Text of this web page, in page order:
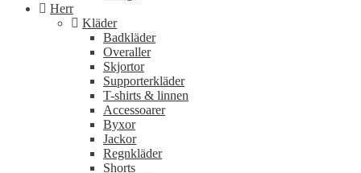
Herr
Kläder
Badkläder
Overaller
Skjortor
Supporterkläder
T-shirts & linnen
Accessoarer
Byxor
Jackor
Regnkläder
Shorts